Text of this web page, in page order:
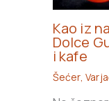
Kao iz
Dolce
i kafe
Šećer,